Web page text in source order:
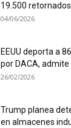
19.500
04/06/2026
EEUU deporta a
por DACA, admite
26/02/2026
Trump planea
en almacenes